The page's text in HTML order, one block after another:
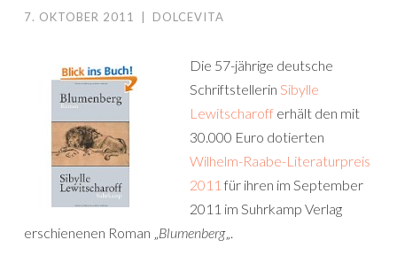
7. OKTOBER 2011 DOLCEVITA
Die 57-jährige deutsche
Schriftstellerin Sibylle
Lewitscharoff erhält den mit
30.000 Euro dotierten
Wilhelm-Raabe-Literaturpreis
2011 für ihren im September
2011 im Suhrkamp Verlag
erschienenen Roman „Blumenberg„.